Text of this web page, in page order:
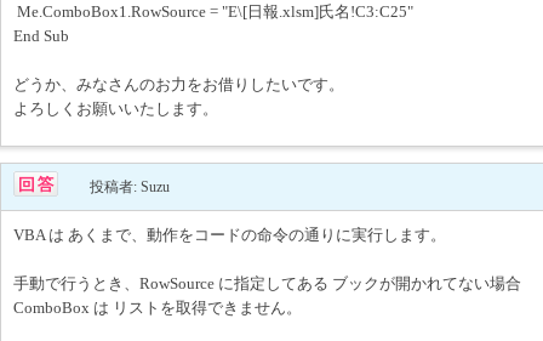
Me.ComboBox1.RowSource = "E\[日報.xlsm]氏名!C3:C25"
End Sub
どうか、みなさんのお力をお借りしたいです。
よろしくお願いいたします。
投稿者: Suzu
VBA は あくまで、動作をコードの命令の通りに実行します。
手動で行うとき、RowSource に指定してある ブックが開かれてない場合
ComboBox は リストを取得できません。